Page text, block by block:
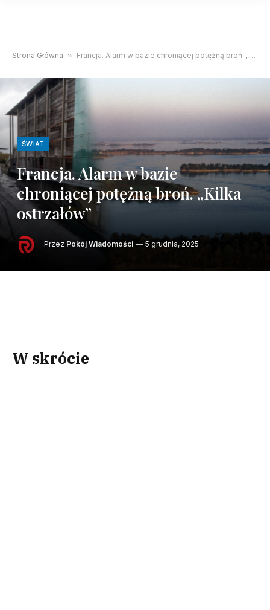
Strona Główna » Francja. Alarm w bazie chroniącej potężną broń. „Kilka ostrzałów”
ŚWIAT
Francja. Alarm w bazie
chroniącej potężną broń. „Kilka
ostrzałów”
Przez Pokój Wiadomości 5 grudnia, 2025
W skrócie